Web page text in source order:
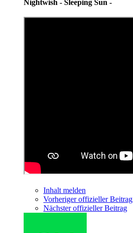
Nightwish - Sleeping Sun -
Inhalt melden
Vorheriger offizieller Beitrag
Nächster offizieller Beitrag